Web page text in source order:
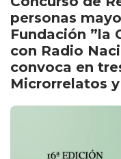
personas
Fundación ”la
con Radio
convoca en
Microrrelatos